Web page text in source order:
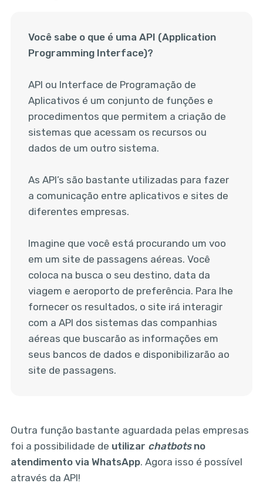
Você sabe o que é uma API (Application
Programming Interface)?
API ou Interface de Programação de
Aplicativos é um conjunto de funções e
procedimentos que permitem a criação de
sistemas que acessam os recursos ou
dados de um outro sistema.
As API’s são bastante utilizadas para fazer
a comunicação entre aplicativos e sites de
diferentes empresas.
Imagine que você está procurando um voo
em um site de passagens aéreas. Você
coloca na busca o seu destino, data da
viagem e aeroporto de preferência. Para lhe
fornecer os resultados, o site irá interagir
com a API dos sistemas das companhias
aéreas que buscarão as informações em
seus bancos de dados e disponibilizarão ao
site de passagens.
Outra função bastante aguardada pelas empresas
foi a possibilidade de utilizar chatbotsno
atendimento via WhatsApp. Agora isso é possível
através da API!